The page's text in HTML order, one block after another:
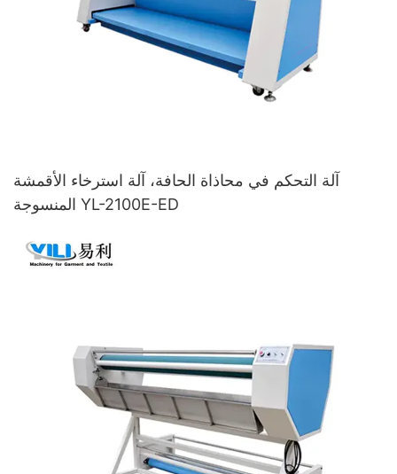
آلة التحكم في محاذاة الحافة، آلة استرخاء الأقمشة
المنسوجة YL-2100E-ED